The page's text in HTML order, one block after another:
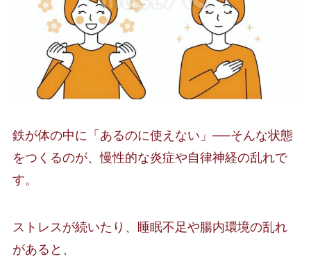
鉄が体の中に「あるのに使えない」──そんな状態
をつくるのが、慢性的な炎症や自律神経の乱れで
す。
ストレスが続いたり、睡眠不足や腸内環境の乱れ
があると、